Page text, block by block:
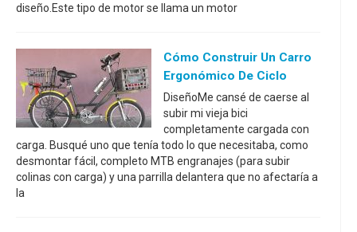
diseño.Este tipo de motor se llama un motor
Cómo Construir Un Carro
Ergonómico De Ciclo
DiseñoMe cansé de caerse al
subir mi vieja bici
completamente cargada con
carga. Busqué uno que tenía todo lo que necesitaba, como
desmontar fácil, completo MTB engranajes (para subir
colinas con carga) y una parrilla delantera que no afectaría a
la